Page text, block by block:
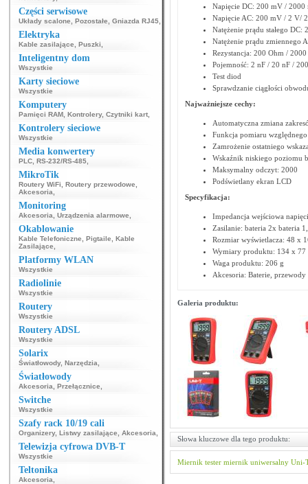
Części serwisowe
Układy scalone Pozostałe Gniazda RJ45
Elektryka
Kable zasilające Puszki
Inteligentny dom
Wszystkie
Karty sieciowe
Wszystkie
Komputery
Pamięci RAM Kontrolery, Czytniki kart
Kontrolery sieciowe
Wszystkie
Media konwertery
PLC RS-232/RS-485
MikroTik
Routery WiFi Routery przewodowe
Akcesoria
Monitoring
Akcesoria Urządzenia alarmowe
Okablowanie
Kable Telefoniczne Pigtaile
Kable
Zasilające
Platformy WLAN
Wszystkie
Radiolinie
Wszystkie
Routery
Wszystkie
Routery ADSL
Wszystkie
Solarix
Światłowody, Narzędzia
Światłowody
Akcesoria Przełącznice
Switche
Wszystkie
Szafy rack 10/19 cali
Organizery, Listwy zasilające Akcesoria
Telewizja cyfrowa DVB-T
Wszystkie
Teltonika
Akcesoria
Napięcie DC: 200 mV /
Napięcie AC: 200 mV / 2 V/
Natężenie prądu stałego
Natężenie prądu zmiennego
Rezystancja: 200 Ohm /
Pojemność: 2 nF / 20 nF /
Test diod
Sprawdzanie ciągłości
Najważniejsze cechy:
Automatyczna zmiana
Funkcja pomiaru
Zamrożenie ostatniego
Wskaźnik niskiego poziomu
Maksymalny odczyt: 2000
Podświetlany ekran LCD
Specyfikacja:
Impedancja wejściowa
Zasilanie: bateria 2x bateria
Rozmiar wyświetlacza: 48 x
Wymiary produktu: 134 x 77
Waga produktu: 206 g
Akcesoria: Baterie,
Galeria produktu:
Słowa kluczowe dla tego produktu:
Miernik tester miernik uniwersalny Uni-